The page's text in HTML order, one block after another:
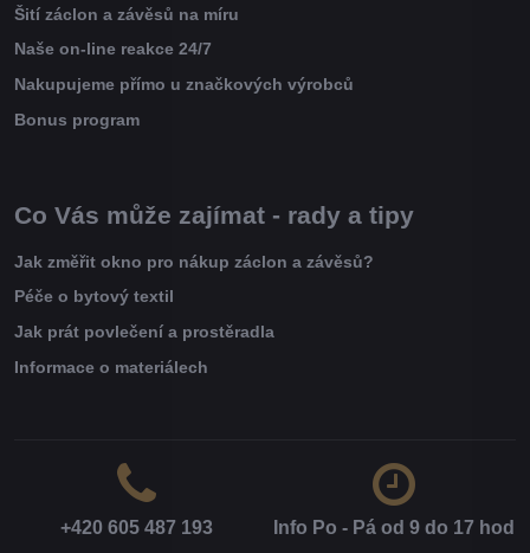
Šití záclon a závěsů na míru
Naše on-line reakce 24/7
Nakupujeme přímo u značkových výrobců
Bonus program
Co Vás může zajímat - rady a tipy
Jak změřit okno pro nákup záclon a závěsů?
Péče o bytový textil
Jak prát povlečení a prostěradla
Informace o materiálech
+420 605 487 193
Info Po - Pá od 9 do 17 hod​